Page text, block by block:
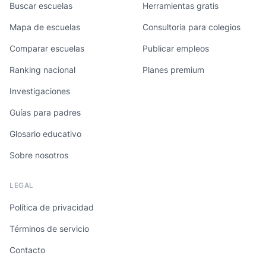
Buscar escuelas
Mapa de escuelas
Comparar escuelas
Ranking nacional
Investigaciones
Guías para padres
Glosario educativo
Sobre nosotros
Herramientas gratis
Consultoría para colegios
Publicar empleos
Planes premium
LEGAL
Política de privacidad
Términos de servicio
Contacto